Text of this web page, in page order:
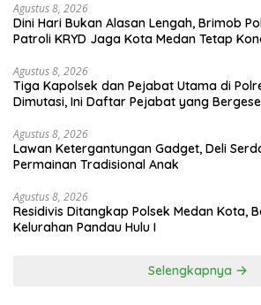
Agustus 8, 2026
Dini Hari Bukan Alasan Lengah, Brimob
Patroli KRYD Jaga Kota Medan Tetap
Agustus 8, 2026
Tiga Kapolsek dan Pejabat Utama di
Dimutasi, Ini Daftar Pejabat yang
Agustus 8, 2026
Lawan Ketergantungan Gadget, Deli
Permainan Tradisional Anak
Agustus 8, 2026
Residivis Ditangkap Polsek Medan Kota,
Kelurahan Pandau Hulu I
Selengkapnya